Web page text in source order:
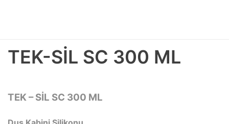
TEK-SİL SC 300 ML
TEK – SİL SC 300 ML